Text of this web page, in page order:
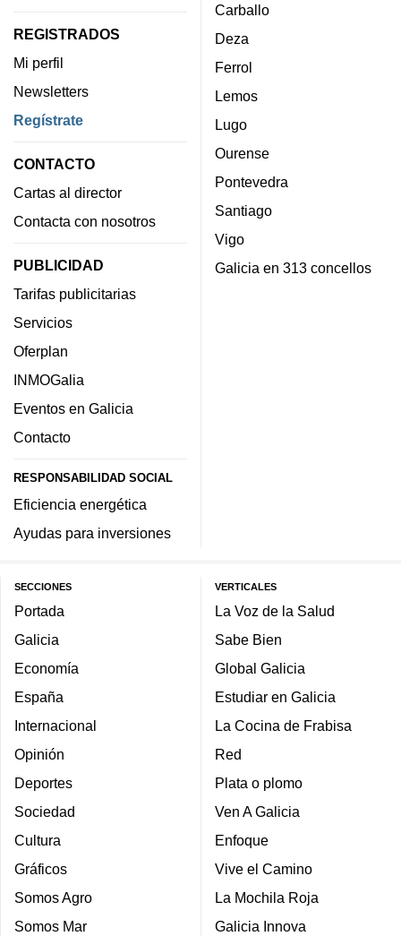
REGISTRADOS
Mi perfil
Newsletters
Regístrate
CONTACTO
Cartas al director
Contacta con nosotros
PUBLICIDAD
Tarifas publicitarias
Servicios
Oferplan
INMOGalia
Eventos en Galicia
Contacto
RESPONSABILIDAD SOCIAL
Eficiencia energética
Ayudas para inversiones
Carballo
Deza
Ferrol
Lemos
Lugo
Ourense
Pontevedra
Santiago
Vigo
Galicia en 313 concellos
SECCIONES
Portada
Galicia
Economía
España
Internacional
Opinión
Deportes
Sociedad
Cultura
Gráficos
Somos Agro
Somos Mar
VERTICALES
La Voz de la Salud
Sabe Bien
Global Galicia
Estudiar en Galicia
La Cocina de Frabisa
Red
Plata o plomo
Ven A Galicia
Enfoque
Vive el Camino
La Mochila Roja
Galicia Innova